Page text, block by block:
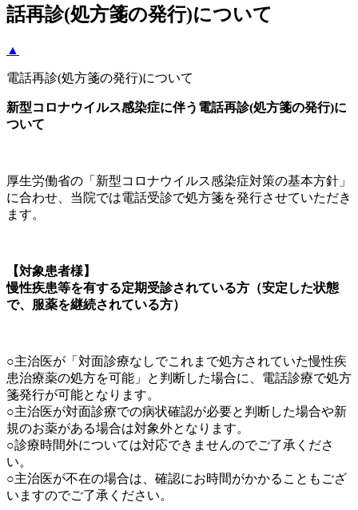
話再診(処方箋の発行)について
▲
電話再診(処方箋の発行)について
新型コロナウイルス感染症に伴う電話再診(処方箋の発行)に
ついて
厚生労働省の「新型コロナウイルス感染症対策の基本方針」
に合わせ、当院では電話受診で処方箋を発行させていただき
ます。
【対象患者様】
慢性疾患等を有する定期受診されている方（安定した状態
で、服薬を継続されている方）
○主治医が「対面診療なしでこれまで処方されていた慢性疾
患治療薬の処方を可能」と判断した場合に、電話診療で処方
箋発行が可能となります。
○主治医が対面診療での病状確認が必要と判断した場合や新
規のお薬がある場合は対象外となります。
○診療時間外については対応できませんのでご了承くださ
い。
○主治医が不在の場合は、確認にお時間がかかることもござ
いますのでご了承ください。